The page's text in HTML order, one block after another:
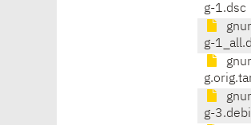
g-1.dsc
g-
g-